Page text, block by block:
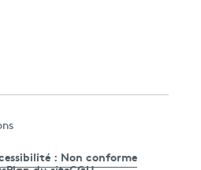
: Non conforme